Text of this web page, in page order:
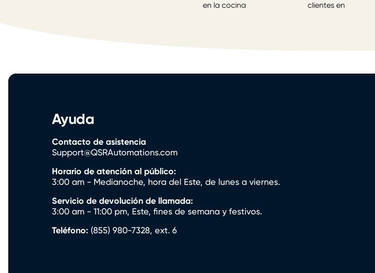
en la cocina
clientes en
Ayuda
Contacto de asistencia
Support@QSRAutomations.com
Horario de atención al público:
3:00 am - Medianoche, hora del Este, de lunes a viernes.
Servicio de devolución de llamada:
3:00 am - 11:00 pm, Este, fines de semana y festivos.
Teléfono: (855) 980-7328, ext. 6